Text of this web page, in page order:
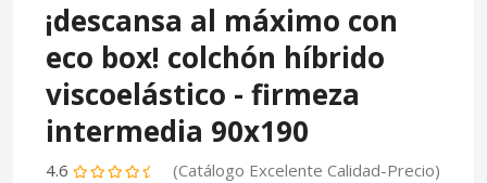
¡descansa al máximo con
eco box! colchón híbrido
viscoelástico - firmeza
intermedia 90x190
4.6
(Catálogo Excelente Calidad-Precio)